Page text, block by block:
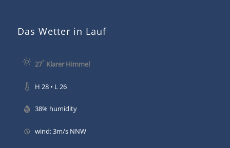
Das Wetter in Lauf
27°Klarer Himmel
H 28 • L 26
38% humidity
wind: 3m/s NNW